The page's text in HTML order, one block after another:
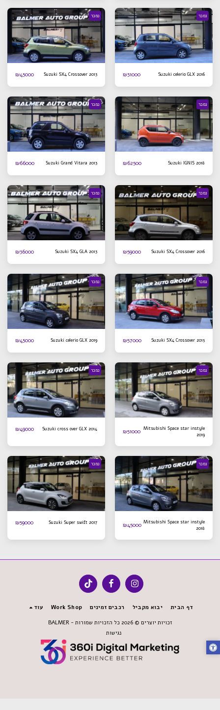
נמכר
Suzuki celerio GLX 2016
₪31000
נמכר
Suzuki SX4 Crossover 2013
₪45000
נמכר
Suzuki IGNIS 2018
₪62500
נמכר
Suzuki Grand Vitara 2013
₪66000
נמכר
Suzuki SX4 Crossover 2016
₪59000
נמכר
Suzuki SX4 GLA 2013
₪36000
נמכר
Suzuki SX4 Crossover 2015
₪57000
נמכר
Suzuki celerio GLX 2019
₪45000
נמכר
Mitsubishi Space star instyle
2019
₪51000
נמכר
Suzuki cross over GLX 2014
₪49000
נמכר
Mitsubishi Space star instyle
2018
₪45000
נמכר
Suzuki Super swift 2017
₪59000
דף הבית יבוא מקביל רכבים זמינים Work Shop עוד
זכויות יוצרים © 2026 כל הזכויות שמורות -
BALMER
נגישות